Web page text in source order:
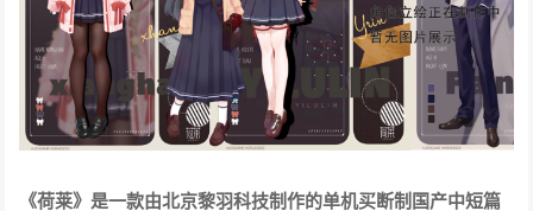
《荷莱》是一款由北京黎羽科技制作的单机买断制国产中短篇